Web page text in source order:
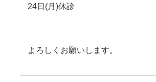
24日(月)休診
よろしくお願いします。